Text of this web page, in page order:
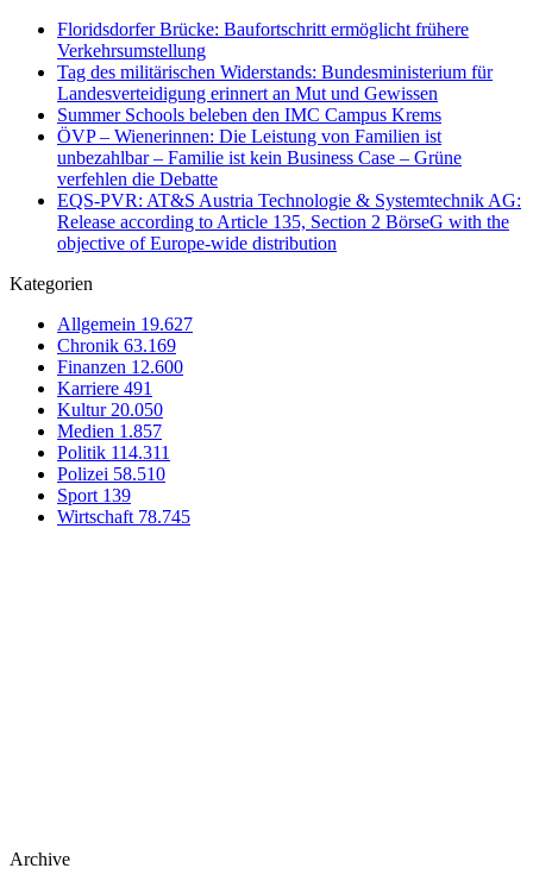
Floridsdorfer Brücke: Baufortschritt ermöglicht frühere
Verkehrsumstellung
Tag des militärischen Widerstands: Bundesministerium für
Landesverteidigung erinnert an Mut und Gewissen
Summer Schools beleben den IMC Campus Krems
ÖVP – Wienerinnen: Die Leistung von Familien ist
unbezahlbar – Familie ist kein Business Case – Grüne
verfehlen die Debatte
EQS-PVR: AT&S Austria Technologie & Systemtechnik AG:
Release according to Article 135, Section 2 BörseG with the
objective of Europe-wide distribution
Kategorien
Allgemein 19.627
Chronik 63.169
Finanzen 12.600
Karriere 491
Kultur 20.050
Medien 1.857
Politik 114.311
Polizei 58.510
Sport 139
Wirtschaft 78.745
Archive